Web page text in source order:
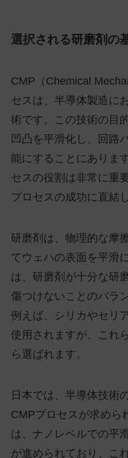
選択される研磨剤の
CMP（Chemical
セスは、半導体製造に
術です。この技術の目
凹凸を平滑化し、回路
能にすることにありま
セスの役割は非常に重
プロセスの成功に直結
研磨剤は、物理的な摩
てウェハの表面を平滑
は、研磨剤が十分な研
傷つけないことのバラ
例えば、シリカやセリ
使用されますが、これ
ら選ばれます。
日本では、半導体技術
CMPプロセスが求めら
は、ナノレベルでの平
が進められており、こ